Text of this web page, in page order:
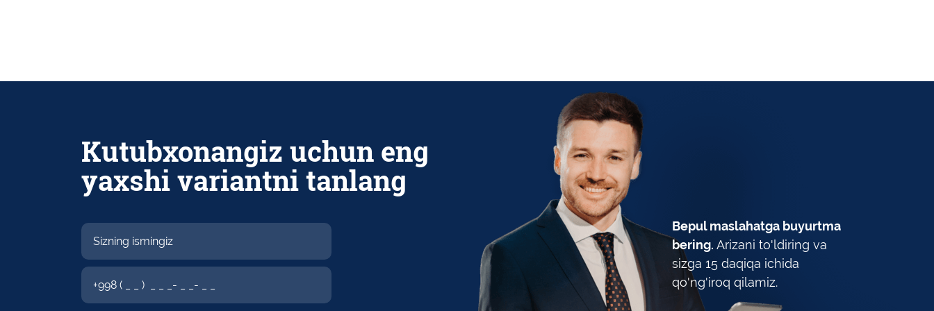
Kutubxonangiz uchun eng
yaxshi variantni tanlang
Bepul maslahatga buyurtma
bering. Arizani to'ldiring va
sizga 15 daqiqa ichida
qo'ng'iroq qilamiz.